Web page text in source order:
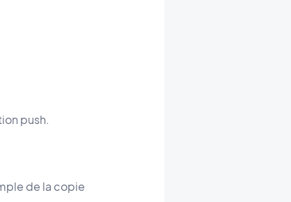
push.
de la copie